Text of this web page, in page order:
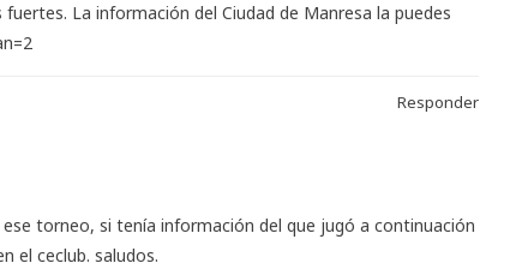
La información del Ciudad de Manresa la puedes
Responder
torneo, si tenía información del que jugó a continuación
el ceclub. saludos.